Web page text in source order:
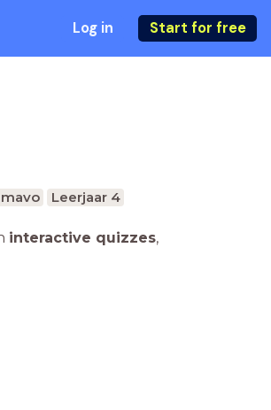
Log in Start for free
mavo Leerjaar 4
interactive quizzes,